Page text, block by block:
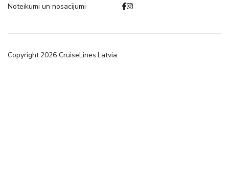
Noteikumi un nosacījumi
Copyright2026 CruiseLines Latvia